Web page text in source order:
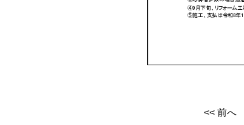
<< 前へ